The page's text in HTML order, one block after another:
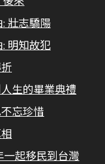
壯志驕陽
明知故犯
生的畢業典禮
忘珍惜
一起移民到台灣